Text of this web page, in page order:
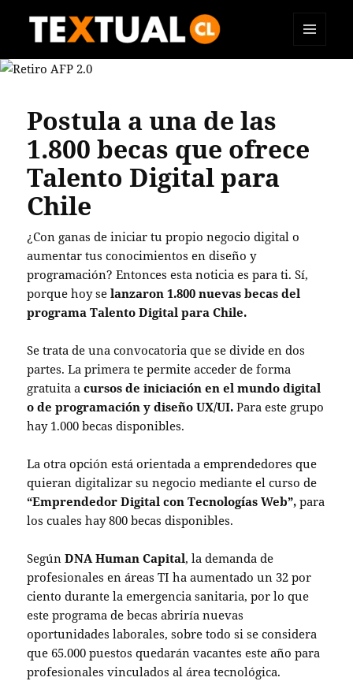
TEXTUAL
Postula a una de las
1.800 becas que ofrece
Talento Digital para
Chile
¿Con ganas de iniciar tu propio negocio digital o
aumentar tus conocimientos en diseño y
programación? Entonces esta noticia es para ti. Sí,
porque hoy selanzaron 1.800 nuevas becas del
programa Talento Digital para Chile.
Se trata de una convocatoria que se divide en dos
partes. La primera te permite acceder de forma
gratuita a cursos de iniciación en el mundo digital
o de programación y diseño UX/UI.Para este grupo
hay 1.000 becas disponibles.
La otra opción está orientada a emprendedores que
quieran digitalizar su negocio mediante el curso de
“Emprendedor Digital con Tecnologías Web”, para
los cuales hay 800 becas disponibles.
SegúnDNA Human Capital, la demanda de
profesionales en áreas TI ha aumentado un 32 por
ciento durante la emergencia sanitaria, por lo que
este programa de becas abriría nuevas
oportunidades laborales, sobre todo si se considera
que 65.000 puestos quedarán vacantes este año para
profesionales vinculados al área tecnológica.